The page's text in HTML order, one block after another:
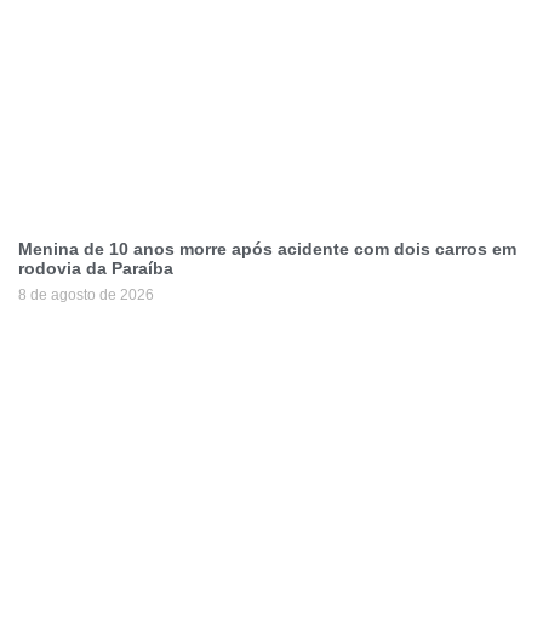
Menina de 10 anos morre após acidente com dois carros em
rodovia da Paraíba
8 de agosto de 2026